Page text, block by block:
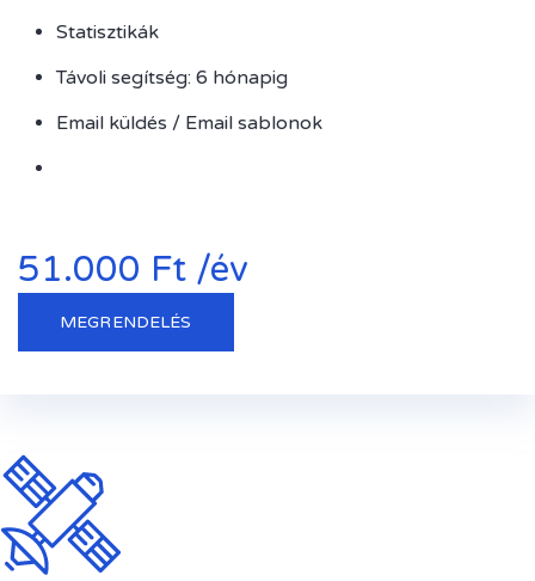
Statisztikák
Távoli segítség: 6 hónapig
Email küldés / Email sablonok
51.000 Ft /év
MEGRENDELÉS